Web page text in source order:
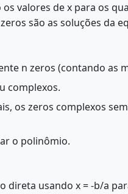
valores de x para os
são as soluções da
n zeros (contando as
complexos.
os zeros complexos
o polinômio.
direta usando x = -b/a